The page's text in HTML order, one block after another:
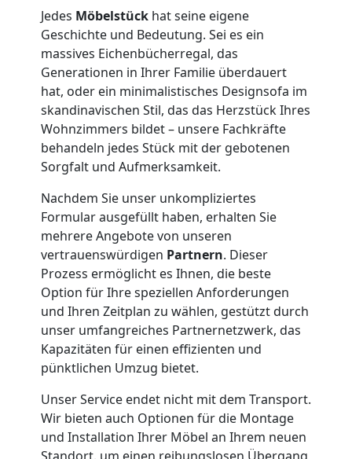
Jedes Möbelstück hat seine eigene
Geschichte und Bedeutung. Sei es ein
massives Eichenbücherregal, das
Generationen in Ihrer Familie überdauert
hat, oder ein minimalistisches Designsofa im
skandinavischen Stil, das das Herzstück Ihres
Wohnzimmers bildet – unsere Fachkräfte
behandeln jedes Stück mit der gebotenen
Sorgfalt und Aufmerksamkeit.
Nachdem Sie unser unkompliziertes
Formular ausgefüllt haben, erhalten Sie
mehrere Angebote von unseren
vertrauenswürdigen Partnern. Dieser
Prozess ermöglicht es Ihnen, die beste
Option für Ihre speziellen Anforderungen
und Ihren Zeitplan zu wählen, gestützt durch
unser umfangreiches Partnernetzwerk, das
Kapazitäten für einen effizienten und
pünktlichen Umzug bietet.
Unser Service endet nicht mit dem Transport.
Wir bieten auch Optionen für die Montage
und Installation Ihrer Möbel an Ihrem neuen
Standort, um einen reibungslosen Übergang
Leonding
Übersiedlung
Leonding
Klaviertransport
Leonding
Privatumzug
Leonding
Tresortransport